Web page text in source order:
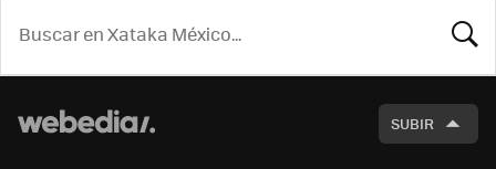
SUBIR